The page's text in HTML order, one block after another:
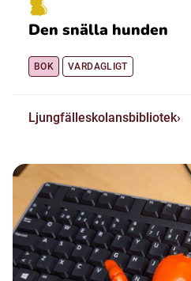
Den snälla hunden
BOK VARDAGLIGT
Ljungfälleskolansbibliotek